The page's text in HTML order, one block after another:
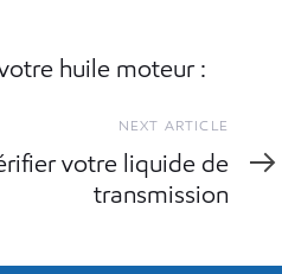
huile moteur :
NEXT ARTICLE
votre liquide de
transmission